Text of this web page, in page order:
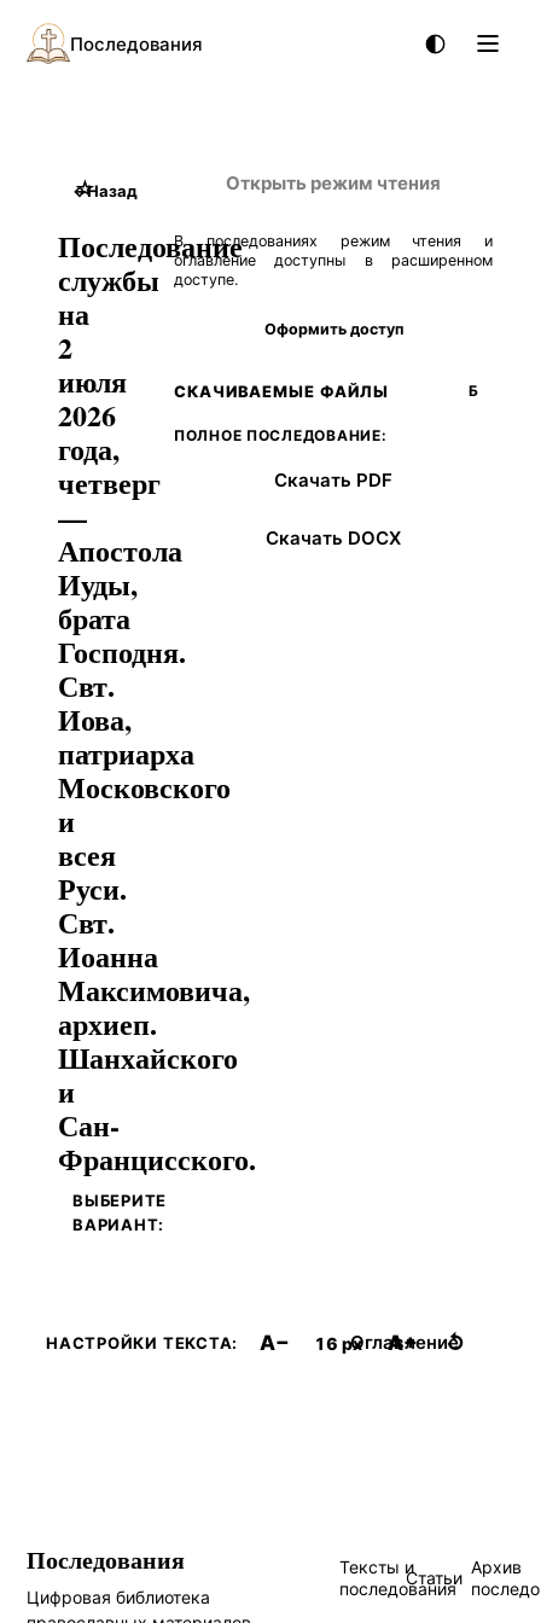
Последования
←Назад
☆
Последование
службы
на
2
июля
2026
года,
четверг
—
Апостола
Иуды,
брата
Господня.
Свт.
Иова,
патриарха
Московского
и
всея
Руси.
Свт.
Иоанна
Максимовича,
архиеп.
Шанхайского
и
Сан-
Францисского.
ВЫБЕРИТЕ
ВАРИАНТ:
Открыть режим чтения
В последованиях режим чтения и
оглавление доступны в расширенном
доступе.
Оформить доступ
СКАЧИВАЕМЫЕ ФАЙЛЫ Б
ПОЛНОЕ ПОСЛЕДОВАНИЕ:
Скачать PDF
Скачать DOCX
НАСТРОЙКИ ТЕКСТА: A− 16 px A+ ↺
Оглавление
Последования
Цифровая библиотека
Тексты и
последования
Статьи
Архив